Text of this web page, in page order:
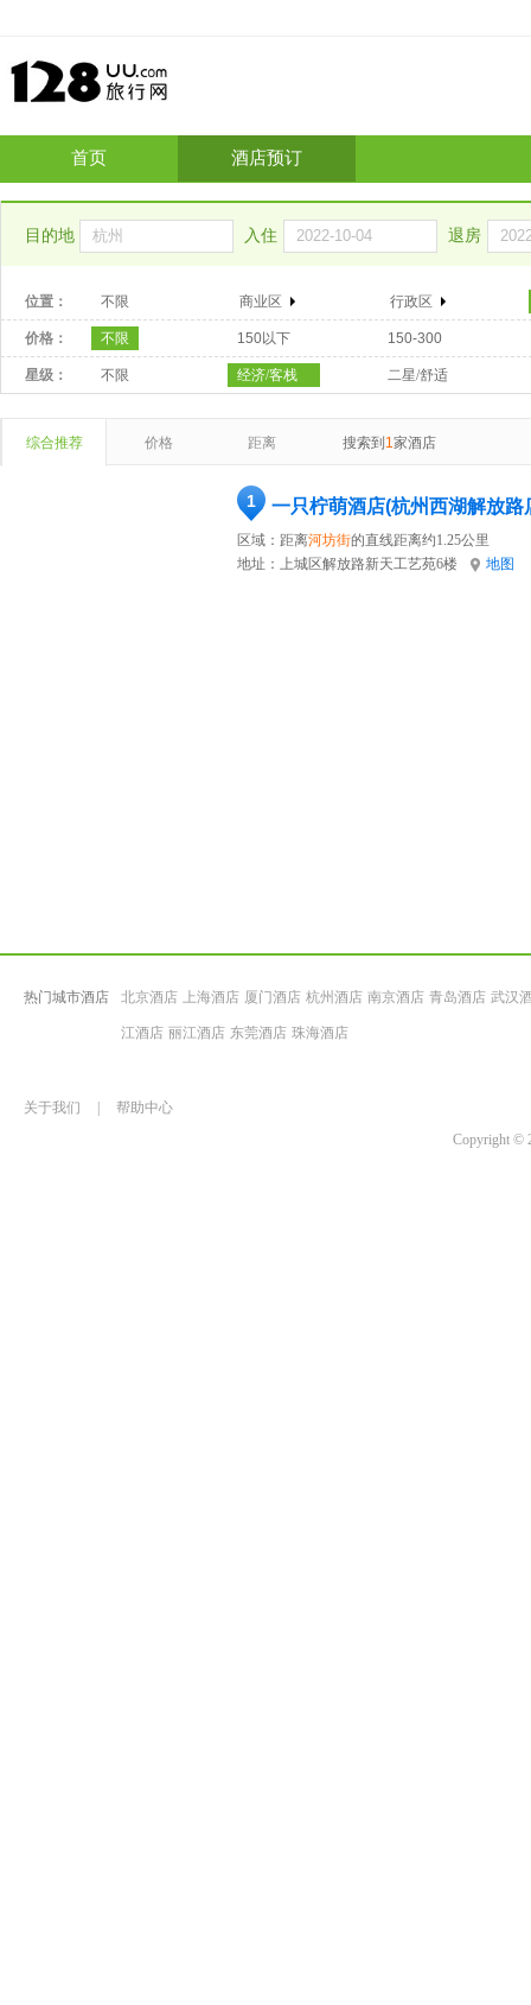
首页 酒店预订
目的地 入住 退房
位置： 不限 商业区 行政区
价格： 不限 150以下 150-300
星级： 不限 经济/客栈 二星/舒适
综合推荐 价格 距离 搜索到 1家酒店
1 一只柠萌酒店(杭州西湖解放路
区域：距离河坊街的直线距离约1.25公里
地址： 上城区解放路新天工艺苑6楼 地图
热门城市酒店 北京酒店 上海酒店 厦门酒店 杭州酒店 南京酒店 青岛酒店 武汉
江酒店 丽江酒店 东莞酒店 珠海酒店
关于我们
帮助中心
Copyright ©